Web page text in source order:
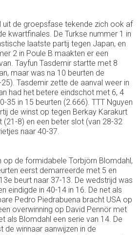
uit de groepsfase tekende zich ook af
kwartfinales. De Turkse nummer 1 in
laatste partij tegen Japan, en
2 in Poule B maakten er een
Tayfun Tasdemir startte met 8
maar was na 10 beurten de
Tasdemir zette de aanval weer in
had het betere eindschot met 6, 4
35 in 15 beurten (2.666). TTT Nguyen
de winst op tegen Berkay Karakurt
8) en een beter slot (van 28-32
naar 40-37.
op de formidabele Torbjörn Blomdahl,
eerst demarreerde met 5 en
beurt naar 37-13. De wedstrijd was
eindigde in 40-14 in 16. De net als
Pedro Piedrabuena bracht USA op
overwinning op David Pennör met
als Blomdahl een serie van 14. De
winnaar aanwijzen in de